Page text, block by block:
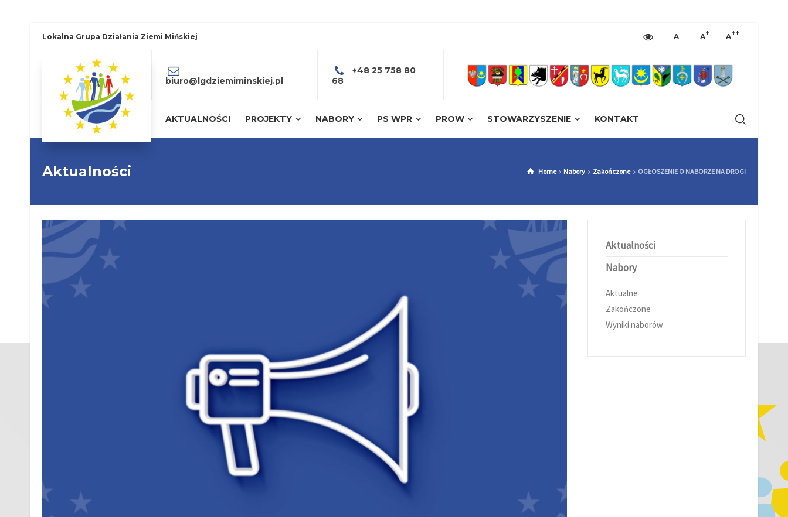
Lokalna Grupa Działania Ziemi Mińskiej A A+ A++
biuro@lgdziemiminskiej.pl
+48 25 758 80
68
AKTUALNOŚCI PROJEKTY NABORY PS WPR PROW STOWARZYSZENIE KONTAKT
Aktualności Home Nabory Zakończone OGŁOSZENIE O NABORZE NA DROGI
Aktualności
Nabory
Aktualne
Zakończone
Wyniki naborów